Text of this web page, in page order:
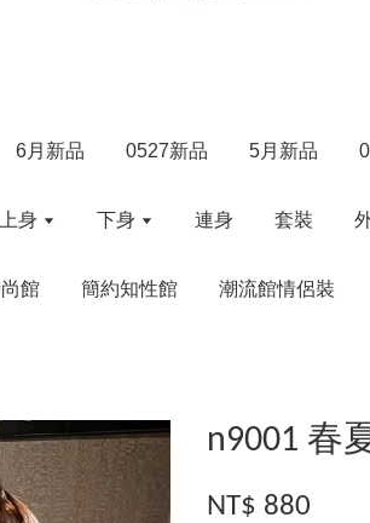
6月新品 0527新品 5月新品
上身 下身 連身 套裝
館 簡約知性館 潮流館情侶裝
n9001 春
NT$ 880